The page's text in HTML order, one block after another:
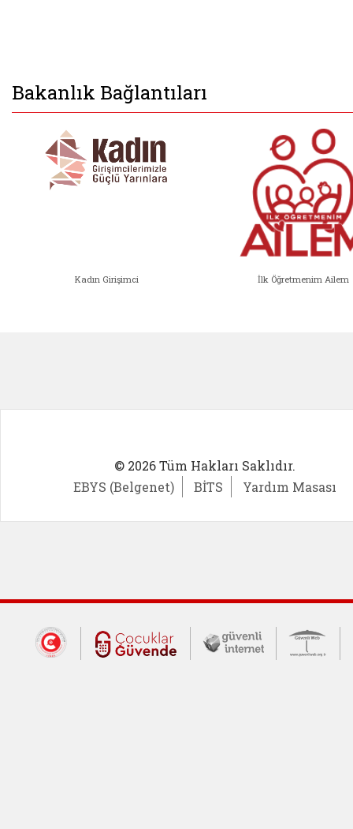
Bakanlık Bağlantıları
Kadın Girişimci İlk Öğretmenim Ailem
© 2026 Tüm Hakları Saklıdır.
EBYS (Belgenet)
BİTS Yardım Masası
Dış Bağlantılar
Cumhurbaşkanlığı İletişim Merkezi
Çocuklar Güvende (yeni
Güvenli